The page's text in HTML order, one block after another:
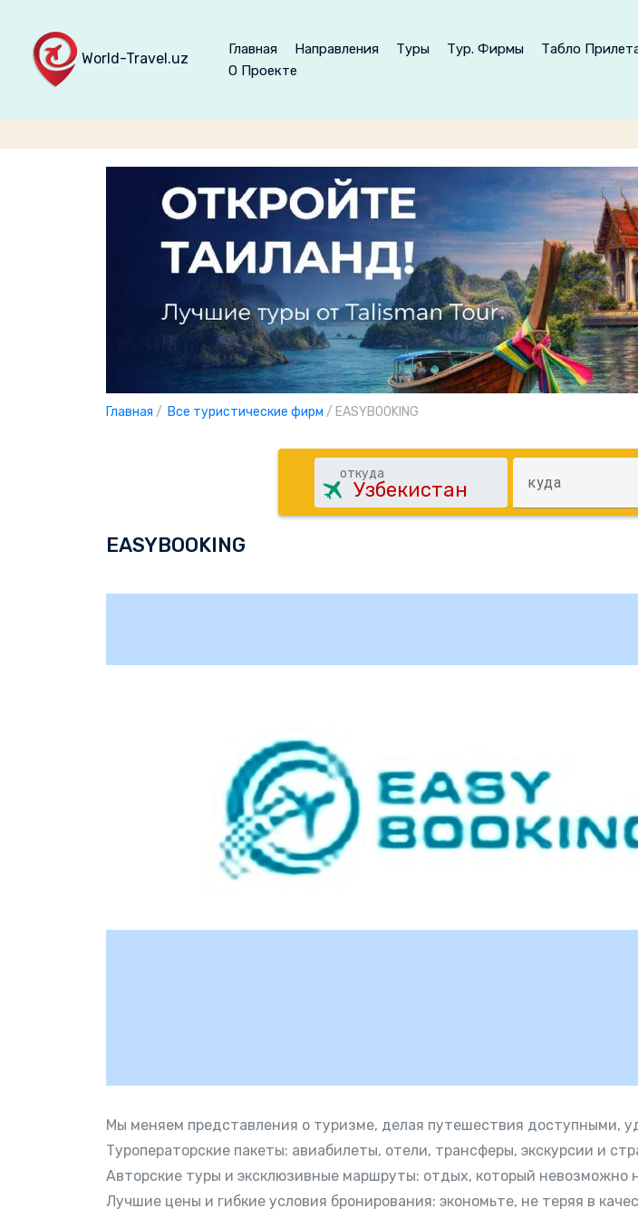
World-Travel.uz
Главная Направления Туры Тур. Фирмы Табло
О Проекте
Главная / Все туристические фирм / EASYBOOKING
откуда
куда
EASYBOOKING
Мы меняем представления о туризме, делая путешествия доступными,
Туроператорские пакеты: авиабилеты, отели, трансферы, экскурсии и
Авторские туры и эксклюзивные маршруты: отдых, который невозможно
Лучшие цены и гибкие условия бронирования: экономьте, не теряя в